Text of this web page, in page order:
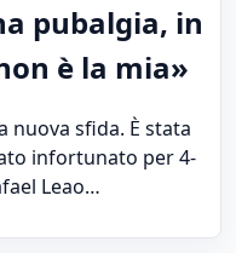
pubalgia, in
è la mia»
nuova sfida. È stata
infortunato per 4-
Leao…